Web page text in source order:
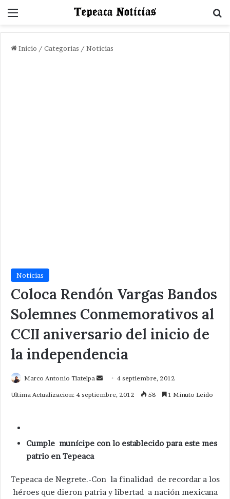
Menu
Inicio / Categorias / Noticias
Noticias
Coloca Rendón Vargas Bandos
Solemnes Conmemorativos al
CCII aniversario del inicio de
la independencia
Marco Antonio Tlatelpa
Send 4 septiembre, 2012
Ultima Actualizacion: 4 septiembre, 2012 58 1 Minuto Leido
Cumple munícipe con lo establecido para este mes
patrio en Tepeaca
Tepeaca de Negrete.-Con la finalidad de recordar a los
héroes que dieron patria y libertad a nación mexicana